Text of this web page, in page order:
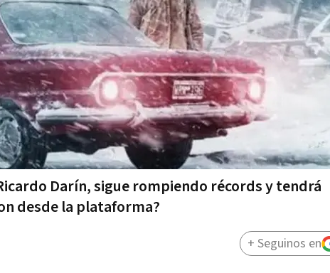
Darín, sigue rompiendo récords y tendrá
desde la plataforma?
+ Seguinos en